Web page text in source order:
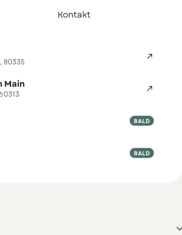
Kontakt

80335
Main 

BALD

BALD